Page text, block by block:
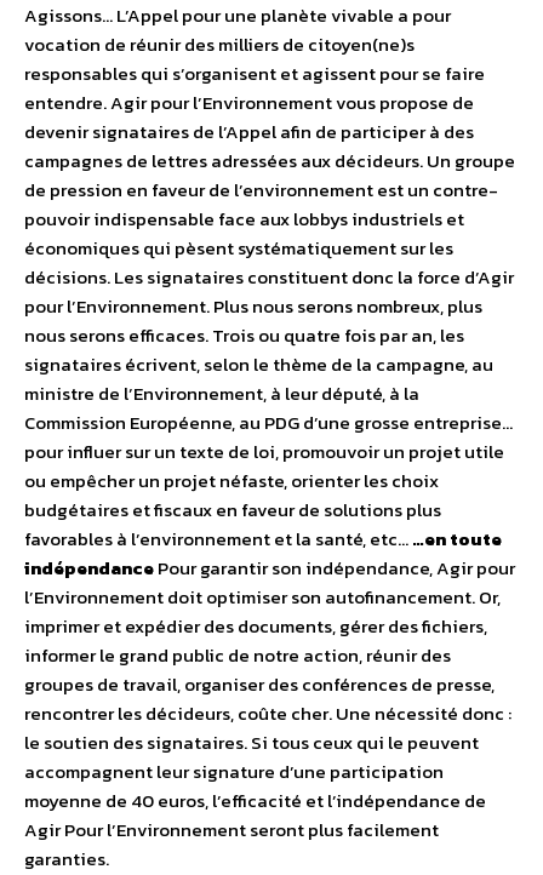
Agissons… L’Appel pour une planète vivable a pour
vocation de réunir des milliers de citoyen(ne)s
responsables qui s’organisent et agissent pour se faire
entendre. Agir pour l’Environnement vous propose de
devenir signataires de l’Appel afin de participer à des
campagnes de lettres adressées aux décideurs. Un groupe
de pression en faveur de l’environnement est un contre-
pouvoir indispensable face aux lobbys industriels et
économiques qui pèsent systématiquement sur les
décisions. Les signataires constituent donc la force d’Agir
pour l’Environnement. Plus nous serons nombreux, plus
nous serons efficaces. Trois ou quatre fois par an, les
signataires écrivent, selon le thème de la campagne, au
ministre de l’Environnement, à leur député, à la
Commission Européenne, au PDG d’une grosse entreprise…
pour influer sur un texte de loi, promouvoir un projet utile
ou empêcher un projet néfaste, orienter les choix
budgétaires et fiscaux en faveur de solutions plus
favorables à l’environnement et la santé, etc……en toute
indépendancePour garantir son indépendance, Agir pour
l’Environnement doit optimiser son autofinancement. Or,
imprimer et expédier des documents, gérer des fichiers,
informer le grand public de notre action, réunir des
groupes de travail, organiser des conférences de presse,
rencontrer les décideurs, coûte cher. Une nécessité donc :
le soutien des signataires. Si tous ceux qui le peuvent
accompagnent leur signature d’une participation
moyenne de 40 euros, l’efficacité et l’indépendance de
Agir Pour l’Environnement seront plus facilement
garanties.